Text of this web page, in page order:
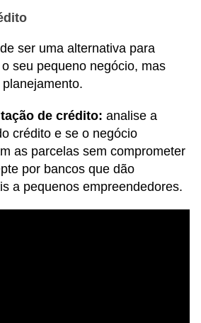
ser uma alternativa para
seu pequeno negócio, mas
de crédito: analise a
crédito e se o negócio
as parcelas sem comprometer
por bancos que dão
a pequenos empreendedores.